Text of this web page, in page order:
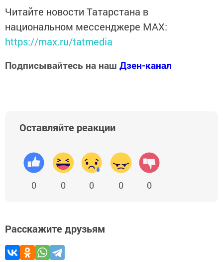
Читайте новости Татарстана в
национальном мессенджере MАХ:
https://max.ru/tatmedia
Подписывайтесь на наш Дзен-канал
Оставляйте реакции
0 0 0 0 0
Расскажите друзьям